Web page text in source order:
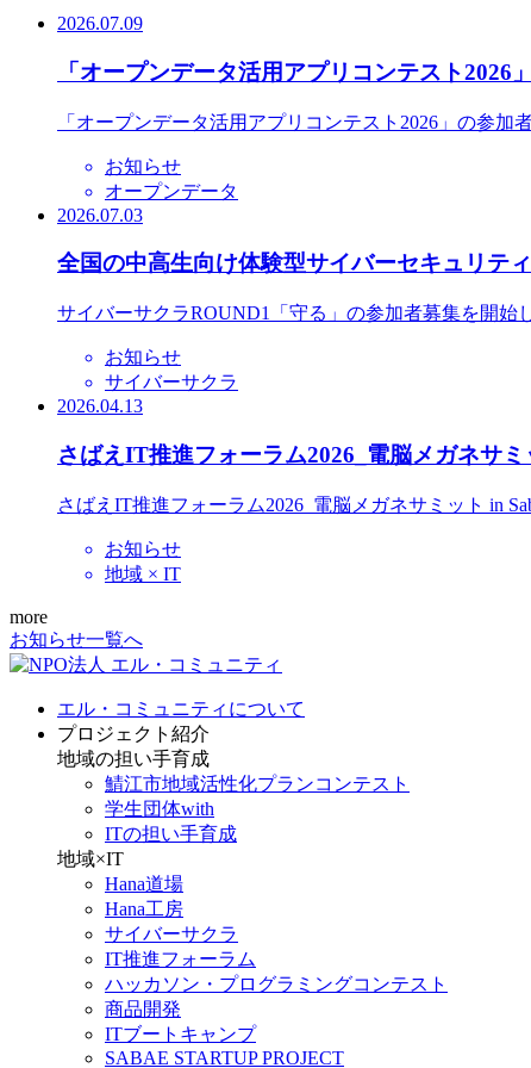
2026.07.09
「オープンデータ活用アプリコンテスト2026
「オープンデータ活用アプリコンテスト2026」の参加
お知らせ
オープンデータ
2026.07.03
全国の中高生向け体験型サイバーセキュリテ
サイバーサクラROUND1「守る」の参加者募集を開始
お知らせ
サイバーサクラ
2026.04.13
さばえIT推進フォーラム2026_電脳メガネサミ
さばえIT推進フォーラム2026_電脳メガネサミット in
お知らせ
地域 × IT
more
お知らせ一覧へ
エル・コミュニティについて
プロジェクト紹介
地域の担い手育成
鯖江市地域活性化プランコンテスト
学生団体with
ITの担い手育成
地域×IT
Hana道場
Hana工房
サイバーサクラ
IT推進フォーラム
ハッカソン・プログラミングコンテスト
商品開発
ITブートキャンプ
SABAE STARTUP PROJECT